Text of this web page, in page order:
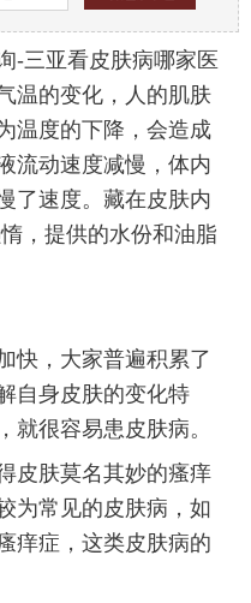
三亚看皮肤病哪家医
温的变化，人的肌肤
温度的下降，会造成
流动速度减慢，体内
了速度。藏在皮肤内
，提供的水份和油脂
，大家普遍积累了
自身皮肤的变化特
就很容易患皮肤病。
肤莫名其妙的瘙痒
为常见的皮肤病，如
痒症，这类皮肤病的